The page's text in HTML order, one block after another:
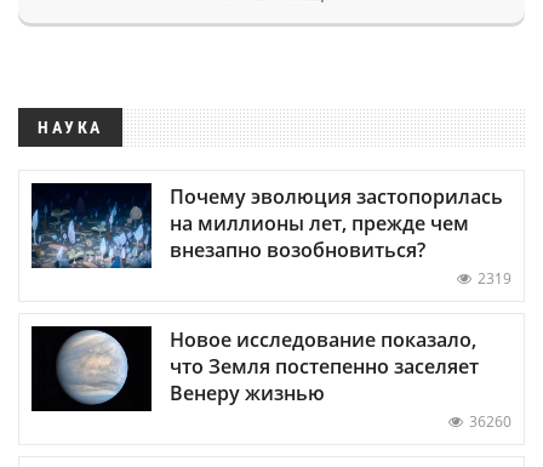
НАУКА
Почему эволюция застопорилась
на миллионы лет, прежде чем
внезапно возобновиться?
2319
Новое исследование показало,
что Земля постепенно заселяет
Венеру жизнью
36260